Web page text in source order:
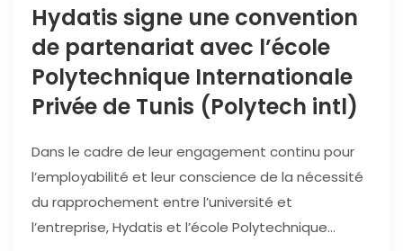
Hydatis signe une convention
de partenariat avec l’école
Polytechnique Internationale
Privée de Tunis (Polytech intl)
Dans le cadre de leur engagement continu pour
l’employabilité et leur conscience de la nécessité
du rapprochement entre l’université et
l’entreprise, Hydatis et l’école Polytechnique...